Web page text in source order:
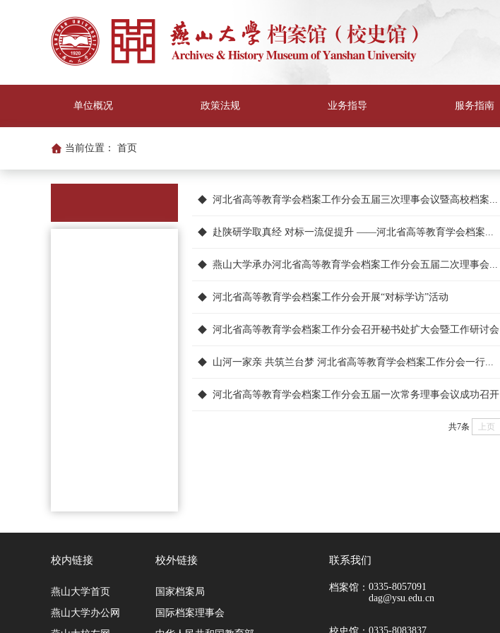
单位概况 政策法规 业务指导 服务指南
当前位置： 首页
河北省高等教育学会档案工作分会五届三次理事会议暨高校档案...
赴陕研学取真经 对标一流促提升 ——河北省高等教育学会档案...
燕山大学承办河北省高等教育学会档案工作分会五届二次理事会...
河北省高等教育学会档案工作分会开展“对标学访”活动
河北省高等教育学会档案工作分会召开秘书处扩大会暨工作研讨会
山河一家亲 共筑兰台梦 河北省高等教育学会档案工作分会一行...
河北省高等教育学会档案工作分会五届一次常务理事会议成功召开
共7条 上页
校内链接
燕山大学首页
燕山大学办公网
校外链接
国家档案局
国际档案理事会
联系我们
档案馆： 0335-8057091
dag@ysu.edu.cn
0335-8083837